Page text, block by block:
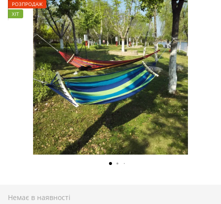
РОЗПРОДАЖ
ХІТ
Немає в наявності